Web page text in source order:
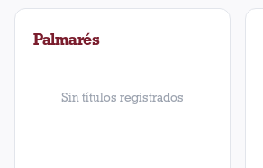
Palmarés
Sin títulos registrados